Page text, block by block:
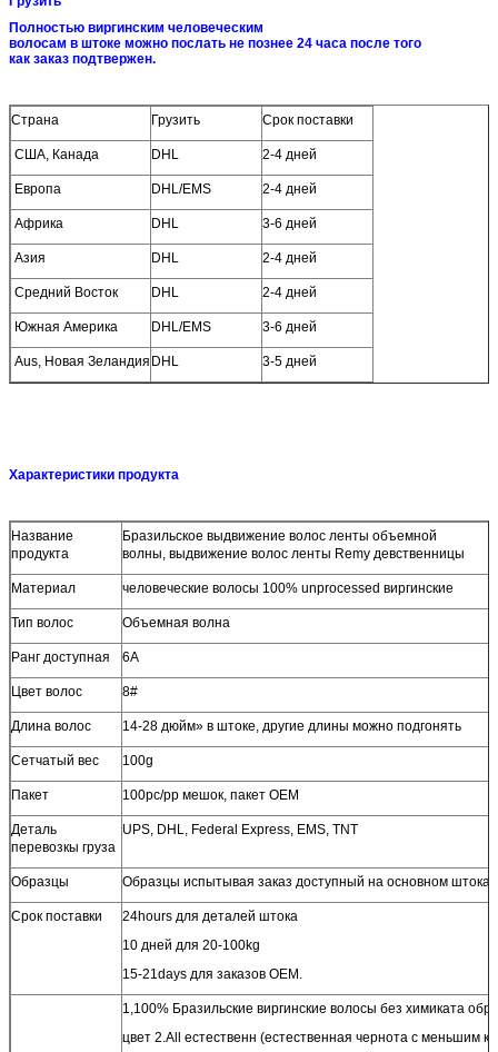
Полностью виргинским человеческим
волосам в штоке можно послать не познее 24 часа после того
как заказ подтвержен.
Страна Грузить Срок поставки
США, Канада DHL 2-4 дней
Европа DHL/EMS 2-4 дней
Африка DHL 3-6 дней
Азия DHL 2-4 дней
Средний Восток DHL 2-4 дней
Южная Америка DHL/EMS 3-6 дней
Aus, Новая Зеландия DHL 3-5 дней
Характеристики продукта
Название
продукта
Бразильское выдвижение волос ленты объемной
волны, выдвижение волос ленты Remy девственницы
Материал человеческие волосы 100% unprocessed виргинские
Тип волос Объемная волна
Ранг доступная 6A
Цвет волос 8#
Длина волос 14-28 дюйм» в штоке, другие длины можно подгонять
Сетчатый вес 100g
Пакет 100pc/pp мешок, пакет OEM
Деталь
перевозкы груза
UPS, DHL, Federal Express, EMS, TNT
Образцы Образцы испытывая заказ доступный на основном штока
Срок поставки
24hours для деталей штока
10 дней для 20-100kg
15-21days для заказов OEM.
1,100% Бразильские виргинские волосы без химиката
цвет 2.All естественн (естественная чернота с меньшим